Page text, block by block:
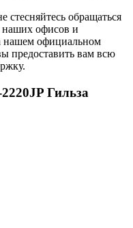
стесняйтесь обращаться
наших офисов и
нашем официальном
предоставить вам всю
Гильза